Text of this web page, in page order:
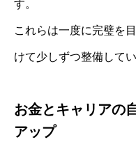
す。
これらは一度に完璧を
けて少しずつ整備して
お金とキャリアの
アップ